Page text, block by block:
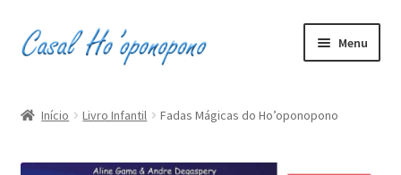
Pular
para
Pular
para
Menu
Início Livro Infantil Fadas Mágicas do Ho’oponopono